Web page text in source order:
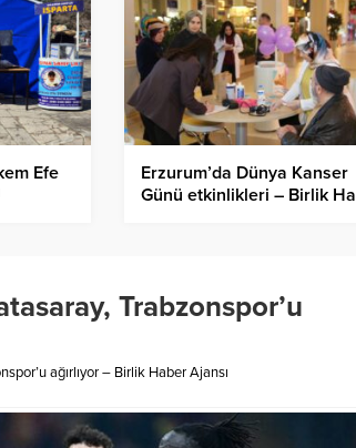
Efe
Erzurum’da Dünya Kanser
Günü etkinlikleri – Birlik
Trabzonspor’u
ağırlıyor – Birlik Haber Ajansı